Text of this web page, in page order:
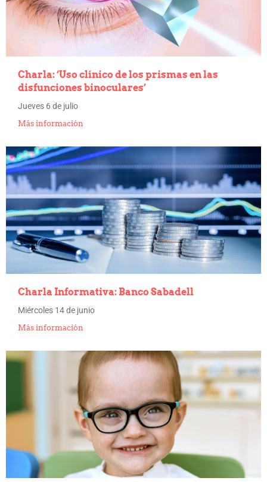
Charla: ‘Uso clínico de los prismas en las
disfunciones binoculares’
Jueves 6 de julio
Más información
Charla Informativa: Banco Sabadell
Miércoles 14 de junio
Más información